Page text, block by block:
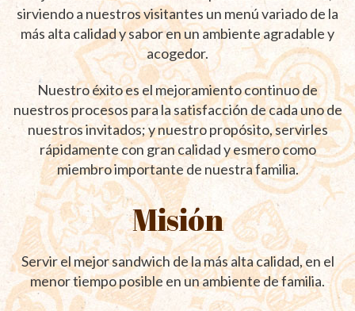
sirviendo a nuestros visitantes un menú variado de la
más alta calidad y sabor en un ambiente agradable y
acogedor.
Nuestro éxito es el mejoramiento continuo de
nuestros procesos para la satisfacción de cada uno de
nuestros invitados; y nuestro propósito, servirles
rápidamente con gran calidad y esmero como
miembro importante de nuestra familia.
Misión
Servir el mejor sandwich de la más alta calidad, en el
menor tiempo posible en un ambiente de familia.